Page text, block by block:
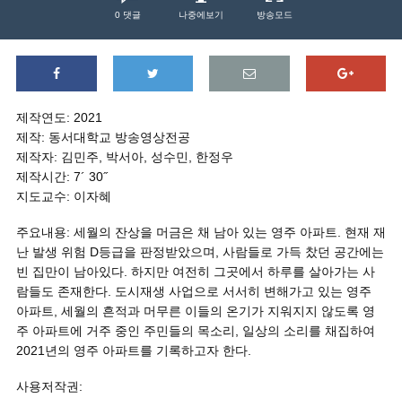
0댓글 나중에보기 방송모드
제작연도: 2021
제작: 동서대학교 방송영상전공
제작자: 김민주, 박서아, 성수민, 한정우
제작시간: 7´ 30˝
지도교수: 이자혜
주요내용: 세월의 잔상을 머금은 채 남아 있는 영주 아파트. 현재 재
난 발생 위험 D등급을 판정받았으며, 사람들로 가득 찼던 공간에는
빈 집만이 남아있다. 하지만 여전히 그곳에서 하루를 살아가는 사
람들도 존재한다. 도시재생 사업으로 서서히 변해가고 있는 영주
아파트, 세월의 흔적과 머무른 이들의 온기가 지워지지 않도록 영
주 아파트에 거주 중인 주민들의 목소리, 일상의 소리를 채집하여
2021년의 영주 아파트를 기록하고자 한다.
사용저작권: